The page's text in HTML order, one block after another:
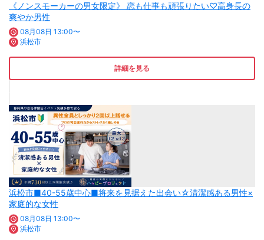
《ノンスモーカーの男女限定》 恋も仕事も頑張りたい♡高身長の
爽やか男性
08月08日 13:00〜
浜松市
詳細を見る
浜松市■40-55歳中心■将来を見据えた出会い☆清潔感ある男性×
家庭的な女性
08月08日 13:00〜
浜松市